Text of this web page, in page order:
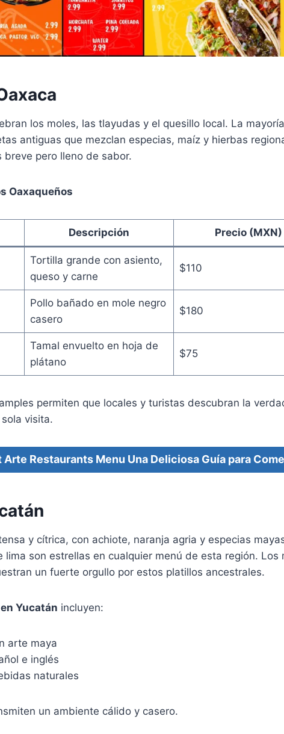
los moles, las tlayudas y el quesillo local. La
antiguas que mezclan especias, maíz y hierbas
breve pero lleno de sabor.
Oaxaqueños
Descripción Precio (MXN)
Tortilla grande con asiento,
queso y carne
$110
Pollo bañado en mole negro
casero
$180
Tamal envuelto en hoja de
plátano
$75
permiten que locales y turistas descubran la
visita.
Restaurants Menu Una Deliciosa Guía para
y cítrica, con achiote, naranja agria y especias
lima son estrellas en cualquier menú de esta región. Los
un fuerte orgullo por estos platillos ancestrales.
Yucatán incluyen:
arte maya
e inglés
naturales
un ambiente cálido y casero.